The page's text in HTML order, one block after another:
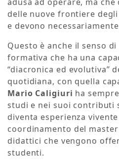
delle nuove frontiere
e devono
Questo è anche il senso
formativa che ha una
“diacronica ed evolutiva”
quotidiana, con quella
Mario Caligiuri ha
studi e nei suoi contributi
diventa esperienza
coordinamento del
didattici che vengono
studenti.